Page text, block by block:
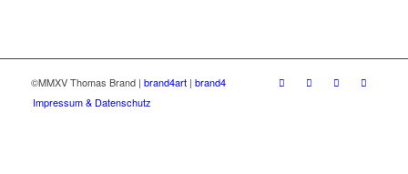
©MMXV Thomas Brand | brand4art| brand4
Impressum & Datenschutz